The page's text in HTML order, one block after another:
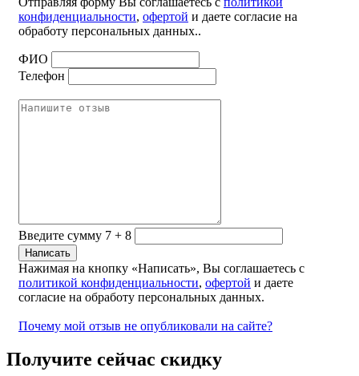
конфиденциальности, офертой и даете согласие на
обработу персональных данных..
ФИО
Телефон
Введите сумму 7 + 8
Нажимая на кнопку «Написать», Вы соглашаетесь с
политикой конфиденциальности, офертой и даете
согласие на обработу персональных данных.
Почему мой отзыв не опубликовали на сайте?
Получите сейчас скидку